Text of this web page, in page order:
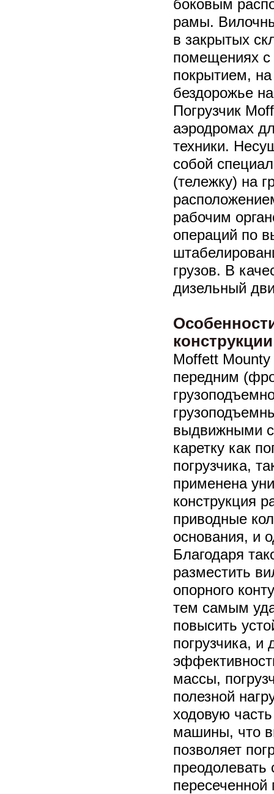
боковым
рамы.
в закрытых
помещениях
покрытием,
бездорожье
Погрузчик
аэродромах
техники.
собой
(тележку) на
рабочим
операций по
грузов. В
дизельный
Moffett Mounty
передним
выдвижными
каретку как
погрузчика,
применена
конструкция
приводные
основания, и
Благодаря
разместить
опорного
тем самым
повысить
погрузчика, и
массы,
полезной
ходовую
машины, что
позволяет